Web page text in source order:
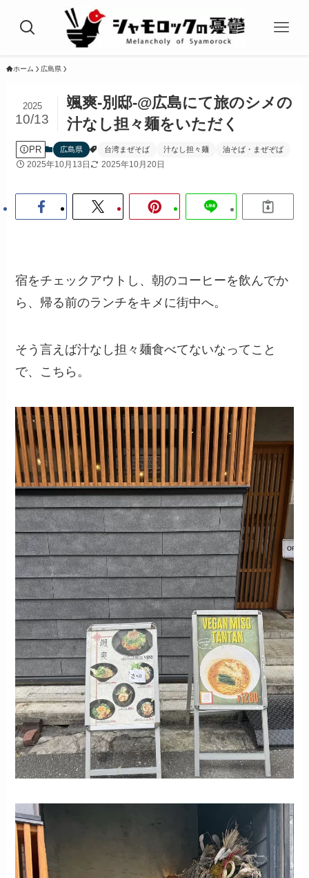
ホーム 広島県
颯爽-別邸-@広島にて旅のシメの
汁なし担々麺をいただく
2025
10/13
PR 広島県 台湾まぜそば 汁なし担々麺 油そば・まぜぞば
2025年10月13日 2025年10月20日
宿をチェックアウトし、朝のコーヒーを飲んでか
ら、帰る前のランチをキメに街中へ。
そう言えば汁なし担々麺食べてないなってこと
で、こちら。